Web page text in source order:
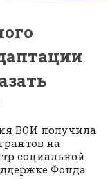
ВОИ получила
на
социальной
Фонда